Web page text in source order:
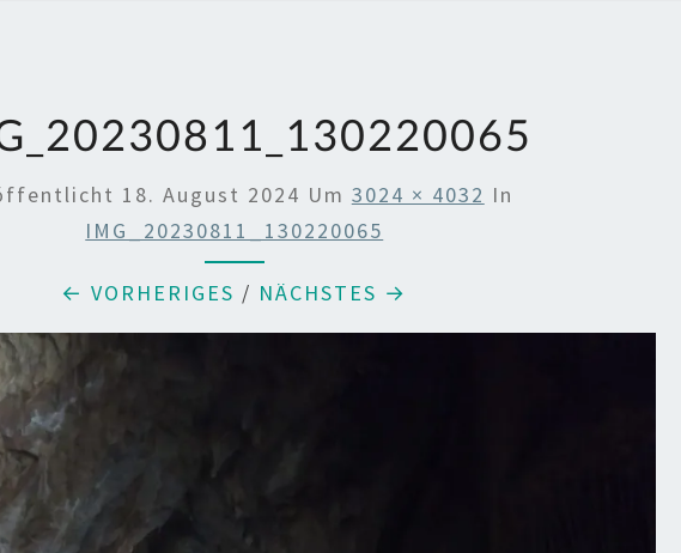
18. August 2024 Um 3024 × 4032 In
IMG_20230811_130220065
← VORHERIGES / NÄCHSTES →